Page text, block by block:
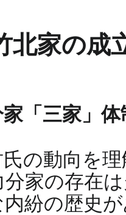
北家の成
「三家」
の動向を
分家の存在
紛の歴史が